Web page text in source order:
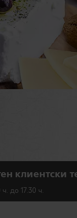
клиентски
до 17.30 ч.